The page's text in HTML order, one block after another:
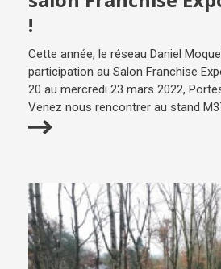
!
Cette année, le réseau Daniel
participation au Salon Franchise
20 au mercredi 23 mars 2022,
Venez nous rencontrer au stand